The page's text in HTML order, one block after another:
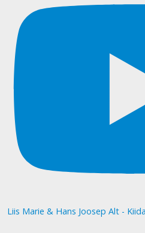
Liis Marie & Hans Joosep Alt -